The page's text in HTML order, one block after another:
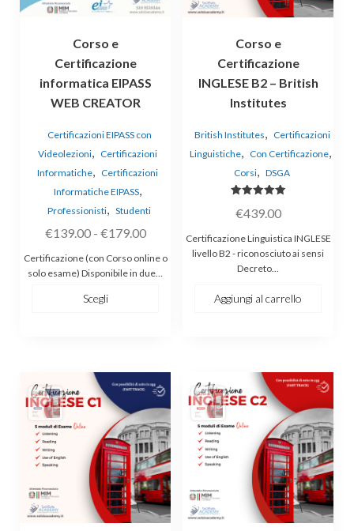
Corso e
Certificazione
informatica EIPASS
WEB CREATOR
Certificazioni EIPASS con
Videolezioni, Certificazioni
Informatiche, Certificazioni
Informatiche EIPASS,
Professionisti, Studenti
€139.00 - €179.00Fascia
di
prezzo:
Certificazione (con Corso online o
solo esame) Disponibile in due…
Scegli
possono
pagina
Corso e
Certificazione
INGLESE B2 – British
Institutes
British Institutes, Certificazioni
Linguistiche, Con Certificazione,
Corsi, DSGA
5.00
€439.00
Certificazione Linguistica INGLESE
livello B2 - riconosciuto ai sensi
Decreto…
Aggiungi al carrello